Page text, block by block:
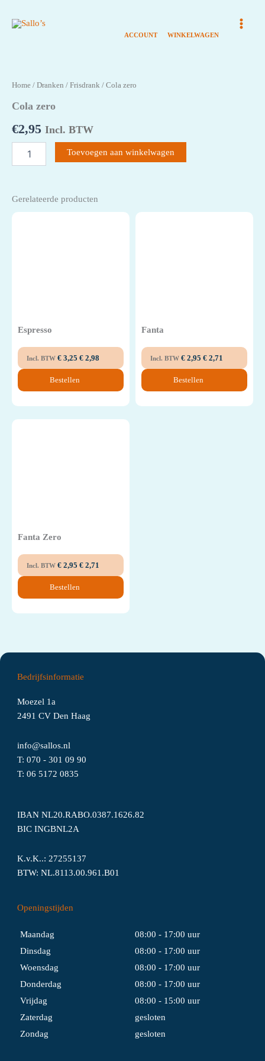
naar
Home / Dranken / Frisdrank / Cola zero
Cola zero
€2,95 Incl. BTW
Toevoegen aan winkelwagen
Gerelateerde producten
Espresso
Incl. BTW € 3,25 € 2,98
Bestellen
Fanta
Incl. BTW € 2,95 € 2,71
Bestellen
Fanta Zero
Incl. BTW € 2,95 € 2,71
Bestellen
Bedrijfsinformatie
Moezel 1a
2491 CV Den Haag
info@sallos.nl
T:070 - 301 09 90
T:0651720835
IBAN NL20.RABO.0387.1626.82
BIC INGBNL2A
K.v.K..: 27255137
BTW: NL.8113.00.961.B01
Openingstijden
Maandag
08:00 - 17:00 uur
Dinsdag
08:00 - 17:00 uur
Woensdag
08:00 - 17:00 uur
Donderdag
08:00 - 17:00 uur
Vrijdag
08:00 - 15:00 uur
Zaterdag
gesloten
Zondag
gesloten